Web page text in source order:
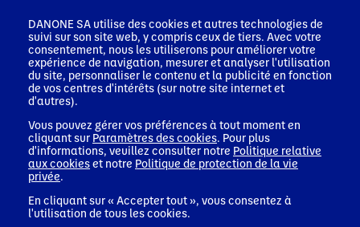
DANONE SA utilise des cookies et autres technologies de
suivi sur son site web, y compris ceux de tiers. Avec votre
consentement, nous les utiliserons pour améliorer votre
expérience de navigation, mesurer et analyser l'utilisation
du site, personnaliser le contenu et la publicité en fonction
de vos centres d'intérêts (sur notre site internet et
d'autres).
Vous pouvez gérer vos préférences à tout moment en
cliquant sur Paramètres des cookies. Pour plus
d'informations, veuillez consulter notre Politique relative
aux cookieset notre Politique de protection de la vie
privée.
En cliquant sur « Accepter tout », vous consentez à
l'utilisation de tous les cookies.